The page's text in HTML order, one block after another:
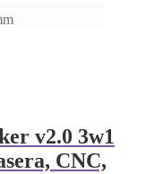
v2.0 3w1
CNC,